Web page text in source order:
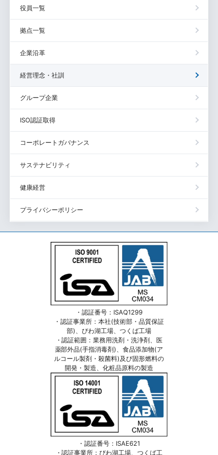
役員一覧
拠点一覧
企業沿革
経営理念・社訓
グループ企業
ISO認証取得
コーポレートガバナンス
サステナビリティ
健康経営
プライバシーポリシー
・認証番号：ISAQ1299
・認証事業所：本社(技術部・品質保証
部)、びわ湖工場、つくば工場
・認証範囲：業務用洗剤・洗浄剤、医
薬部外品(手指消毒剤)、食品添加物(ア
ルコール製剤・殺菌料)及び固形燃料の
開発・製造、化粧品原料の製造
・認証番号：ISAE621
・認証事業所：びわ湖工場、つくば工